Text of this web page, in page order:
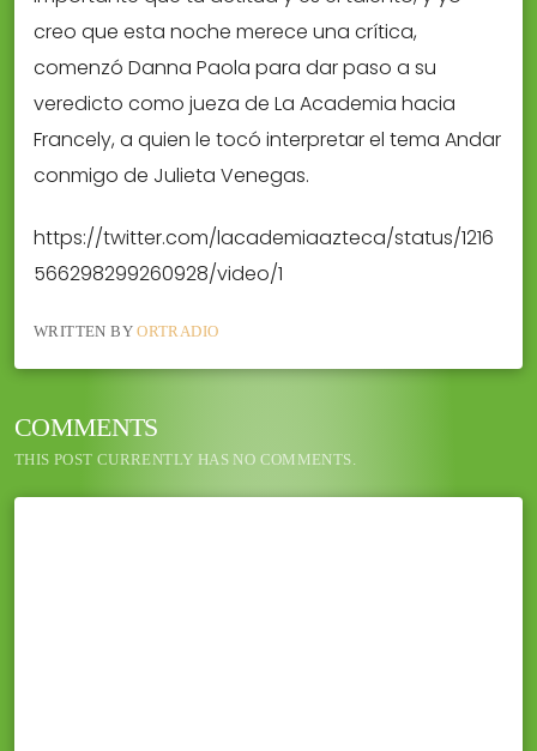
creo que esta noche merece una crítica,
comenzó Danna Paola para dar paso a su
veredicto como jueza de La Academia hacia
Francely, a quien le tocó interpretar el tema Andar
conmigo de Julieta Venegas.
https://twitter.com/lacademiaazteca/status/1216
566298299260928/video/1
WRITTEN BYORTRADIO
COMMENTS
THIS POST CURRENTLY HAS NO COMMENTS.